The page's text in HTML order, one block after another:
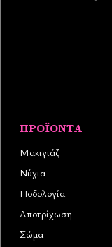
ΠΡΟΪΌΝΤΑ
Μακιγιάζ
Νύχια
Ποδολογία
Αποτρίχωση
Σώμα